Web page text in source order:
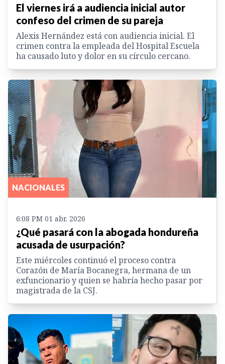
El viernes irá a audiencia inicial autor
confeso del crimen de su pareja
Alexis Hernández está con audiencia inicial. El
crimen contra la empleada del Hospital Escuela
ha causado luto y dolor en su círculo cercano.
NACIONALES
6:08 PM 01 abr. 2026
¿Qué pasará con la abogada hondureña
acusada de usurpación?
Este miércoles continuó el proceso contra
Corazón de María Bocanegra, hermana de un
exfuncionario y quien se habría hecho pasar por
magistrada de la CSJ.